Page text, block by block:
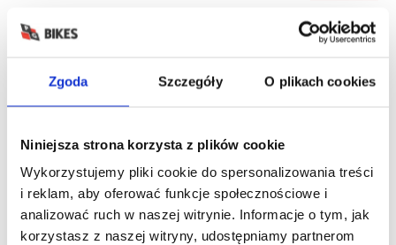
Zgoda Szczegóły O plikach cookies
Niniejsza strona korzysta z plików cookie
Wykorzystujemy pliki cookie do spersonalizowania treści
i reklam, aby oferować funkcje społecznościowe i
analizować ruch w naszej witrynie. Informacje o tym, jak
korzystasz z naszej witryny, udostępniamy partnerom
WYPRZEDAŻ!